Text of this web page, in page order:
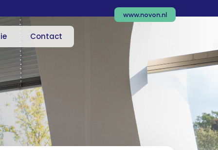
www.novon.nl
Contact